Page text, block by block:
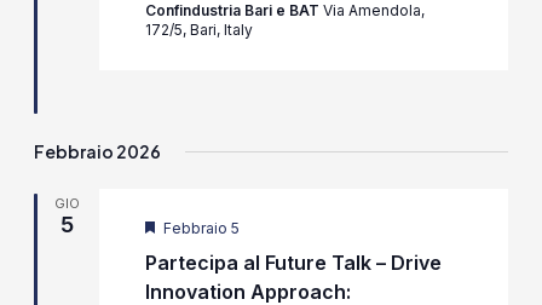
Confindustria Bari e BAT Via Amendola,
172/5, Bari, Italy
Febbraio 2026
GIO
5 Segnalati
Febbraio 5
Partecipa al Future Talk – Drive
Innovation Approach: